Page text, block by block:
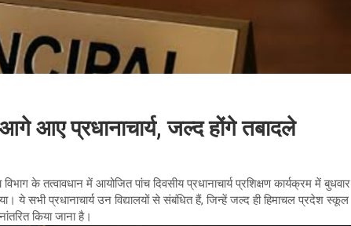
आए प्रधानाचार्य, जल्द होंगे तबादले
विभाग के तत्वावधान में आयोजित पांच दिवसीय प्रधानाचार्य प्रशिक्षण कार्यक्रम में बुधवार
ये सभी प्रधानाचार्य उन विद्यालयों से संबंधित हैं, जिन्हें जल्द ही हिमाचल प्रदेश स्कूल
किया जाना है।